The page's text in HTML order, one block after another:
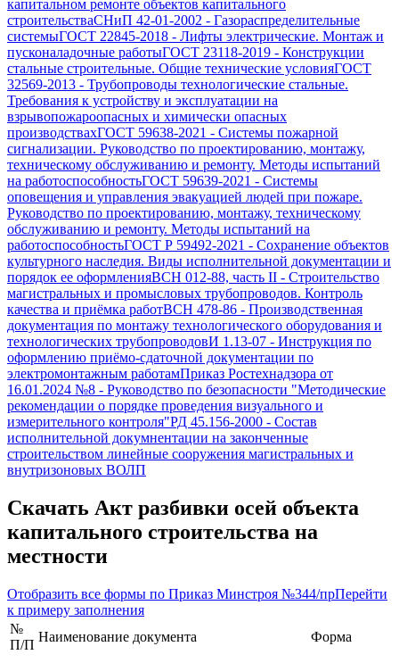
капитальном ремонте объектов капитального
строительстваСНиП 42-01-2002 - Газораспределительные
системыГОСТ 22845-2018 - Лифты электрические. Монтаж и
пусконаладочные работыГОСТ 23118-2019 - Конструкции
стальные строительные. Общие технические условияГОСТ
32569-2013 - Трубопроводы технологические стальные.
Требования к устройству и эксплуатации на
взрывопожароопасных и химически опасных
производствахГОСТ 59638-2021 - Системы пожарной
сигнализации. Руководство по проектированию, монтажу,
техническому обслуживанию и ремонту. Методы испытаний
на работоспособностьГОСТ 59639-2021 - Системы
оповещения и управления эвакуацией людей при пожаре.
Руководство по проектированию, монтажу, техническому
обслуживанию и ремонту. Методы испытаний на
работоспособностьГОСТ Р 59492-2021 - Сохранение объектов
культурного наследия. Виды исполнительной документации и
порядок ее оформленияВСН 012-88, часть II - Строительство
магистральных и промысловых трубопроводов. Контроль
качества и приёмка работВСН 478-86 - Производственная
документация по монтажу технологического оборудования и
технологических трубопроводовИ 1.13-07 - Инструкция по
оформлению приёмо-сдаточной документации по
электромонтажным работамПриказ Ростехнадзора от
16.01.2024 №8 - Руководство по безопасности "Методические
рекомендации о порядке проведения визуального и
измерительного контроля"РД 45.156-2000 - Состав
исполнительной докумнентации на законченные
строительством линейные сооружения магистральных и
внутризоновых ВОЛП
Скачать Акт разбивки осей объекта
капитального строительства на
местности
Отобразить все формы по Приказ Минстроя №344/прПерейти
к примеру заполнения
№
П/П
Наименование документа Форма